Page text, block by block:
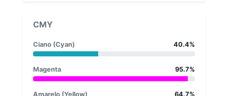
CMY
Ciano (Cyan) 40.4%
Magenta 95.7%
Amarelo (Yellow) 64.7%